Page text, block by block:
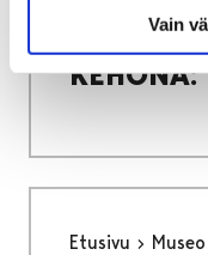
Vain
KEHONA:
KEHONA:
Etusivu